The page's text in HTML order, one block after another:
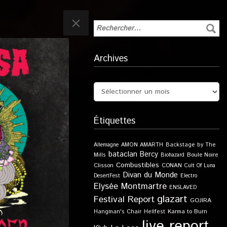
Archives
Étiquettes
Allemagne AMON AMARTH Backstage by The
Mills bataclan Bercy Biohazard Boule Noire
Clisson Combustibles CONAN Cult Of Luna
DesertFest Divan du Monde Electro
Elysée Montmartre ENSLAVED
Festival Report glazart GOJIRA
Hangman's Chair Hellfest Karma to Burn